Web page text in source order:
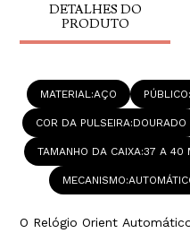
DETALHES DO
PRODUTO
O Relógio Orient
MATERIAL AÇO PÚBLICO
COR DA PULSEIRA DOURADO
TAMANHO DA CAIXA 37 A 40
MECANISMO